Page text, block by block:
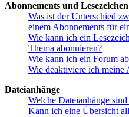
Abonnements und Lesezeichen
Was ist der Unterschied
einem Abonnements für
Wie kann ich ein
Thema abonnieren?
Wie kann ich ein Forum
Wie deaktiviere ich meine
Dateianhänge
Welche Dateianhänge
Kann ich eine Übersicht